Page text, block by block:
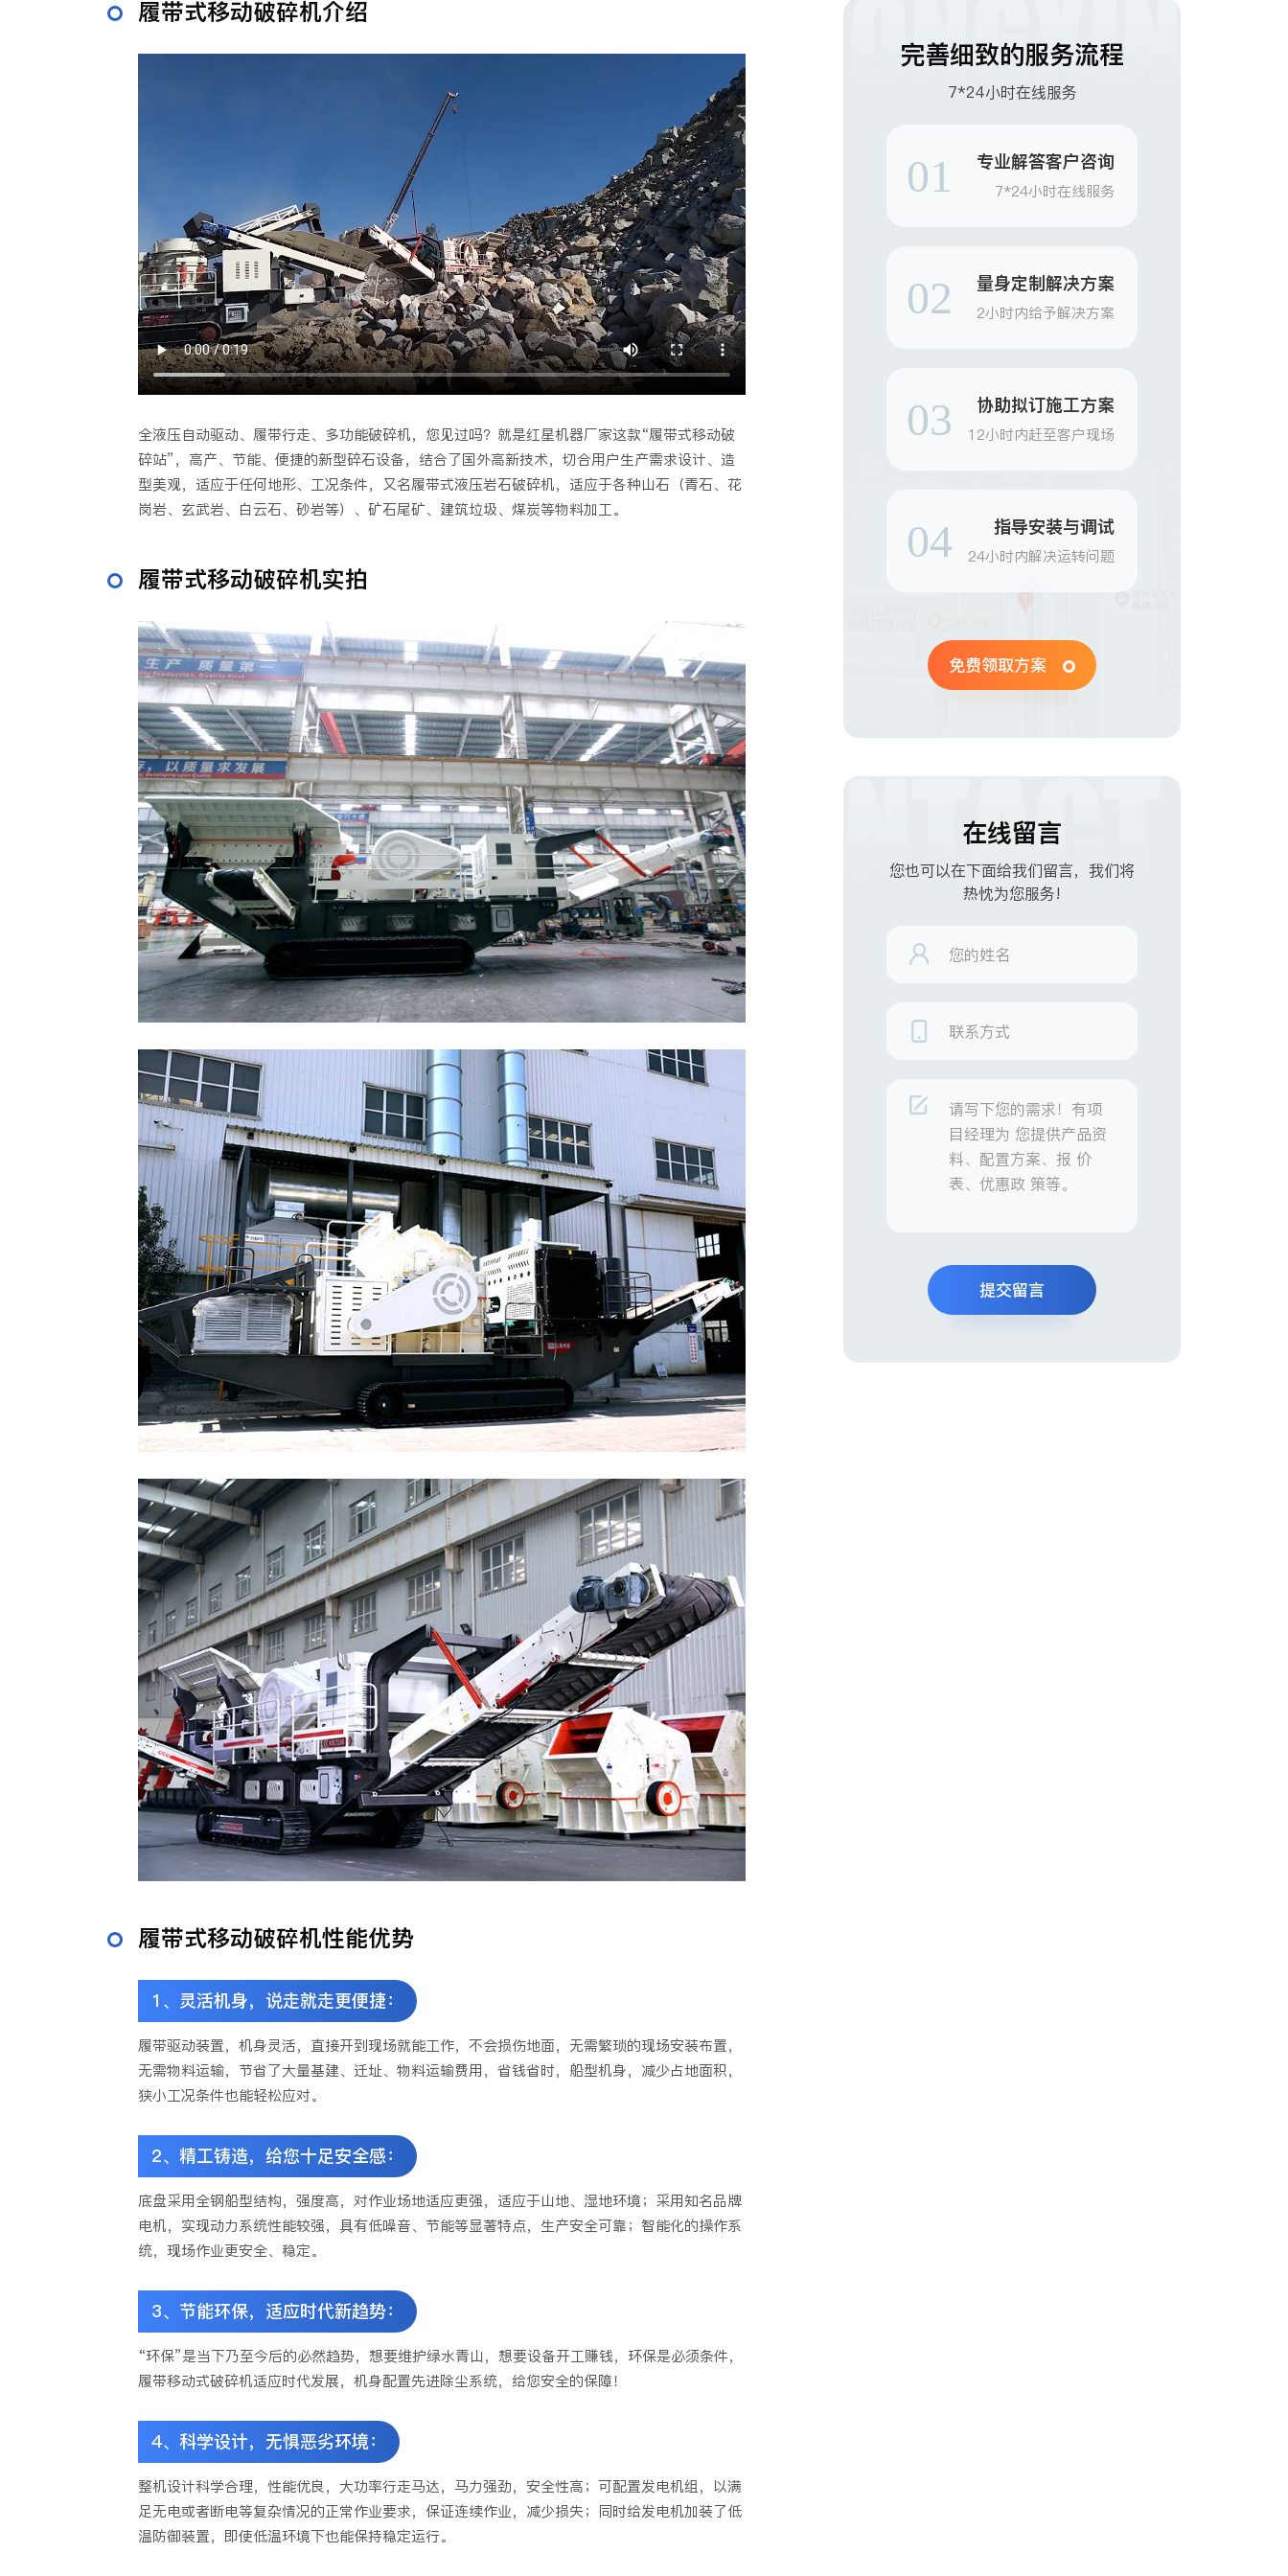
履带式移动破碎机介绍
全液压自动驱动、履带行走、多功能破碎机，您见过吗？就是红星机器厂家这款“履带式移动破
碎站”，高产、节能、便捷的新型碎石设备，结合了国外高新技术，切合用户生产需求设计、造
型美观，适应于任何地形、工况条件，又名履带式液压岩石破碎机，适应于各种山石（青石、花
岗岩、玄武岩、白云石、砂岩等）、矿石尾矿、建筑垃圾、煤炭等物料加工。
履带式移动破碎机实拍
履带式移动破碎机性能优势
1、灵活机身，说走就走更便捷：
履带驱动装置，机身灵活，直接开到现场就能工作，不会损伤地面，无需繁琐的现场安装布置，
无需物料运输，节省了大量基建、迁址、物料运输费用，省钱省时，船型机身，减少占地面积，
狭小工况条件也能轻松应对。
2、精工铸造，给您十足安全感：
底盘采用全钢船型结构，强度高，对作业场地适应更强，适应于山地、湿地环境；采用知名品牌
电机，实现动力系统性能较强，具有低噪音、节能等显著特点，生产安全可靠；智能化的操作系
统，现场作业更安全、稳定。
3、节能环保，适应时代新趋势：
“环保”是当下乃至今后的必然趋势，想要维护绿水青山，想要设备开工赚钱，环保是必须条件，
履带移动式破碎机适应时代发展，机身配置先进除尘系统，给您安全的保障！
4、科学设计，无惧恶劣环境：
整机设计科学合理，性能优良，大功率行走马达，马力强劲，安全性高；可配置发电机组，以满
足无电或者断电等复杂情况的正常作业要求，保证连续作业，减少损失；同时给发电机加装了低
温防御装置，即使低温环境下也能保持稳定运行。
完善细致的服务流程
7*24小时在线服务
01 专业解答客户咨询
7*24小时在线服务
02 量身定制解决方案
2小时内给予解决方案
03 协助拟订施工方案
12小时内赶至客户现场
04 指导安装与调试
24小时内解决运转问题
免费领取方案
在线留言
您也可以在下面给我们留言，我们将
热忱为您服务!